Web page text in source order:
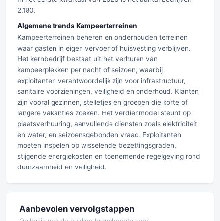
2.180.
Algemene trends Kampeerterreinen
Kampeerterreinen beheren en onderhouden terreinen
waar gasten in eigen vervoer of huisvesting verblijven.
Het kernbedrijf bestaat uit het verhuren van
kampeerplekken per nacht of seizoen, waarbij
exploitanten verantwoordelijk zijn voor infrastructuur,
sanitaire voorzieningen, veiligheid en onderhoud. Klanten
zijn vooral gezinnen, stelletjes en groepen die korte of
langere vakanties zoeken. Het verdienmodel steunt op
plaatsverhuuring, aanvullende diensten zoals elektriciteit
en water, en seizoensgebonden vraag. Exploitanten
moeten inspelen op wisselende bezettingsgraden,
stijgende energiekosten en toenemende regelgeving rond
duurzaamheid en veiligheid.
Aanbevolen vervolgstappen